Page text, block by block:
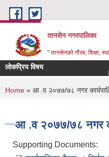
Skip to main content
तानसेन नगरपालिका
" तानसेनको गौरब, शिक्षा,
लोकप्रिय विषय
You are here
Home » आ .व २०७७/७८ नगर
आ .व २०७७/७८ नगर
Supporting Documents: